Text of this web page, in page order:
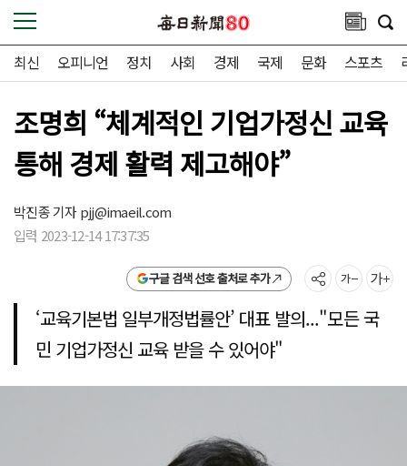
최신 오피니언 정치 사회 경제 국제 문화 스포츠
조명희 “체계적인 기업가정신 교육
통해 경제 활력 제고해야”
박진종 기자pjj@imaeil.com
입력 2023-12-14 17:37:35
구글 검색 선호 출처로 추가
‘교육기본법 일부개정법률안’ 대표 발의..."모든 국
민 기업가정신 교육 받을 수 있어야"